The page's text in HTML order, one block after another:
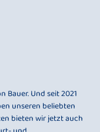
Bauer. Und seit 2021
unseren beliebten
bieten wir jetzt auch